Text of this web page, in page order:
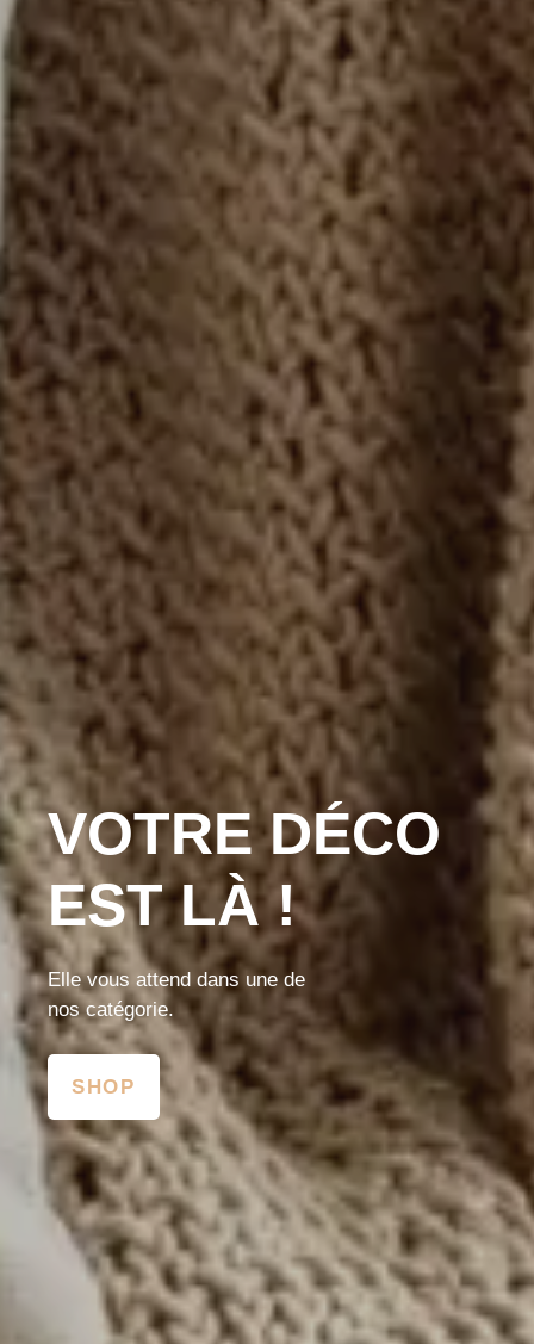
VOTRE DÉCO
EST LÀ !
Elle vous attend dans une de
nos catégorie.
SHOP